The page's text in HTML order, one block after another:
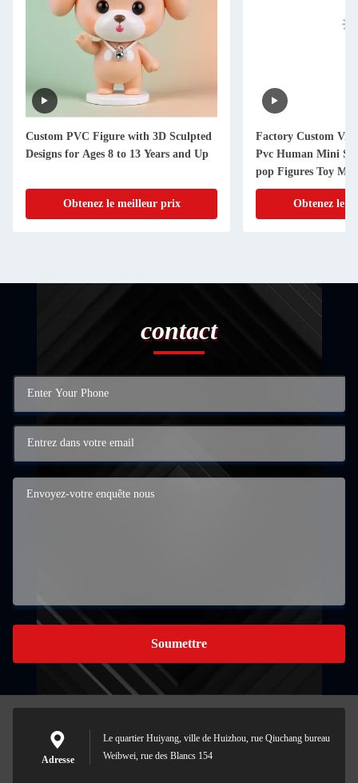
Custom PVC Figure with 3D Sculpted
Designs for Ages 8 to 13 Years and Up
Obtenez le meilleur prix
Factory Custom
Pvc Human Mini
pop Figures Toy
Obtenez le
contact
Soumettre
Adresse
Le quartier Huiyang, ville de Huizhou, rue Qiuchang bureau
Weibwei, rue des Blancs 154